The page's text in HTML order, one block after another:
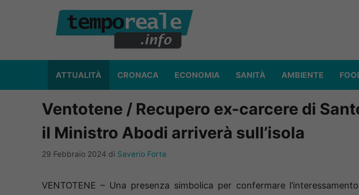
ATTUALITÀ CRONACA ECONOMIA SANITÀ AMBIENTE
Ventotene / Recupero ex-carcere di
il Ministro Abodi arriverà sull’isola
29 Febbraio 2024 di Saverio Forte
VENTOTENE – Una presenza simbolica per confermare